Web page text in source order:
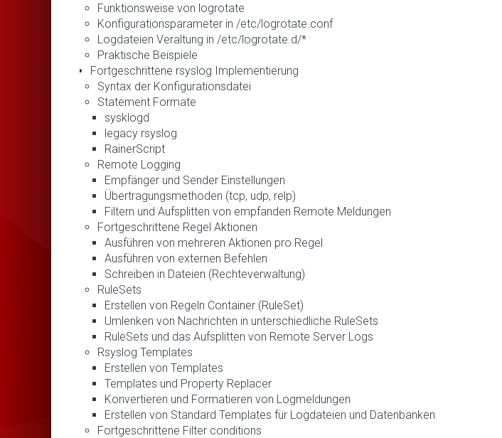
Funktionsweise von logrotate
Konfigurationsparameter in /etc/logrotate.conf
Logdateien Veraltung in /etc/logrotate.d/*
Praktische Beispiele
Fortgeschrittene rsyslog Implementierung
Syntax der Konfigurationsdatei
Statement Formate
sysklogd
legacy rsyslog
RainerScript
Remote Logging
Empfänger und Sender Einstellungen
Übertragungsmethoden (tcp, udp, relp)
Filtern und Aufsplitten von empfanden Remote Meldungen
Fortgeschrittene Regel Aktionen
Ausführen von mehreren Aktionen pro Regel
Ausführen von externen Befehlen
Schreiben in Dateien (Rechteverwaltung)
RuleSets
Erstellen von Regeln Container (RuleSet)
Umlenken von Nachrichten in unterschiedliche RuleSets
RuleSets und das Aufsplitten von Remote Server Logs
Rsyslog Templates
Erstellen von Templates
Templates und Property Replacer
Konvertieren und Formatieren von Logmeldungen
Erstellen von Standard Templates für Logdateien und Datenbanken
Fortgeschrittene Filter conditions